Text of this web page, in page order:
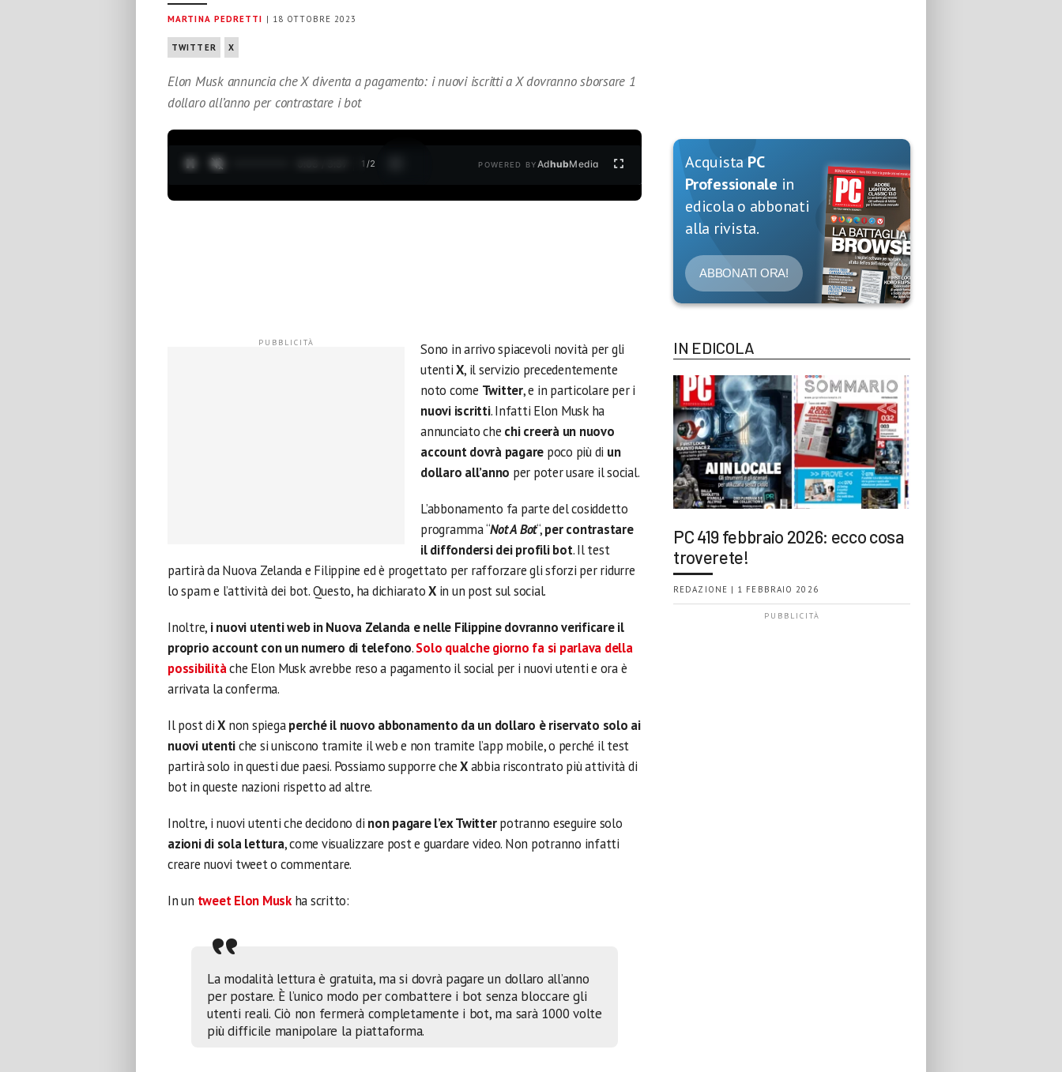
MARTINA PEDRETTI | 18 OTTOBRE 2023
TWITTER X
Elon Musk annuncia che X diventa a pagamento: i nuovi iscritti a X dovranno sborsare 1
dollaro all’anno per contrastare i bot
1 /2 POWERED BYAdhubMedia
Sono in arrivo spiacevoli novità per gli
utentiX, il servizio precedentemente
noto come Twitter, e in particolare per i
nuovi iscritti. Infatti Elon Musk ha
annunciato che chi creerà un nuovo
account dovrà pagare poco più di un
dollaro all’anno per poter usare il social.
L’abbonamento fa parte del cosiddetto
programma “Not A Bot“,per contrastare
il diffondersi dei profili bot. Il test
partirà da Nuova Zelanda e Filippine ed è progettato per rafforzare gli sforzi per ridurre
lo spam e l’attività dei bot. Questo, ha dichiaratoX in un post sul social.
Inoltre, i nuovi utenti web in Nuova Zelanda e nelle Filippine dovranno verificare il
proprio account con un numero di telefono.Solo qualche giorno fa si parlava della
possibilitàche Elon Musk avrebbe reso a pagamento il social per i nuovi utenti e ora è
arrivata la conferma.
Il post diX non spiegaperché il nuovo abbonamento da un dollaro è riservato solo ai
nuovi utentiche si uniscono tramite il web e non tramite l’app mobile, o perché il test
partirà solo in questi due paesi. Possiamo supporre cheXabbia riscontrato più attività di
bot in queste nazioni rispetto ad altre.
Inoltre, i nuovi utenti che decidono di non pagare l’ex Twitterpotranno eseguire solo
azioni di sola lettura, come visualizzare post e guardare video. Non potranno infatti
creare nuovi tweet o commentare.
In un tweet Elon Muskha scritto:
La modalità lettura è gratuita, ma si dovrà pagare un dollaro all’anno
per postare. È l’unico modo per combattere i bot senza bloccare gli
utenti reali. Ciò non fermerà completamente i bot, ma sarà 1000 volte
più difficile manipolare la piattaforma.
Acquista PC
Professionale in
edicola o abbonati
alla rivista.
ABBONATI ORA!
IN EDICOLA
PC 419 febbraio 2026: ecco cosa
troverete!
REDAZIONE | 1 FEBBRAIO 2026